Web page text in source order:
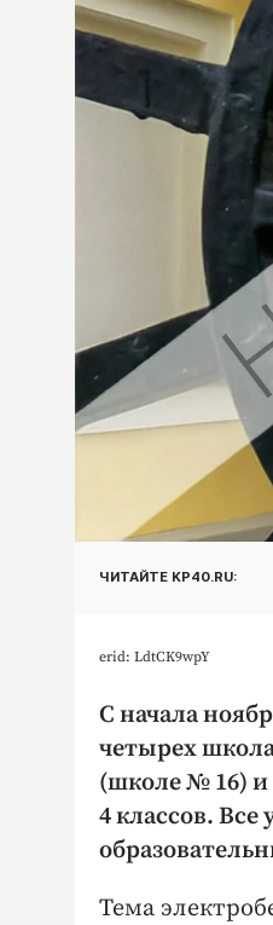
ЧИТАЙТЕ KP40.RU:
erid: LdtCK9wpY
С начала
четырех
(школе № 16) и
4 классов.
Тема